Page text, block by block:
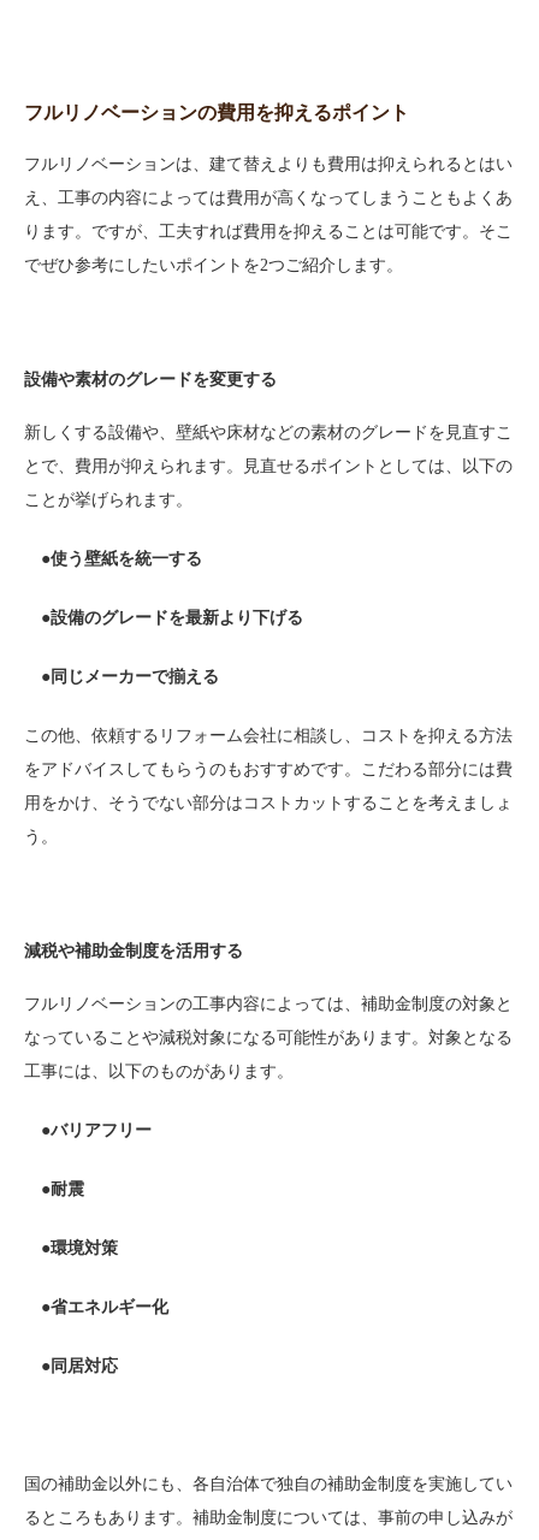
フルリノベーションの費用を抑えるポイント
フルリノベーションは、建て替えよりも費用は抑えられるとはい
え、工事の内容によっては費用が高くなってしまうこともよくあ
ります。ですが、工夫すれば費用を抑えることは可能です。そこ
でぜひ参考にしたいポイントを2つご紹介します。
設備や素材のグレードを変更する
新しくする設備や、壁紙や床材などの素材のグレードを見直すこ
とで、費用が抑えられます。見直せるポイントとしては、以下の
ことが挙げられます。
●使う壁紙を統一する
●設備のグレードを最新より下げる
●同じメーカーで揃える
この他、依頼するリフォーム会社に相談し、コストを抑える方法
をアドバイスしてもらうのもおすすめです。こだわる部分には費
用をかけ、そうでない部分はコストカットすることを考えましょ
う。
減税や補助金制度を活用する
フルリノベーションの工事内容によっては、補助金制度の対象と
なっていることや減税対象になる可能性があります。対象となる
工事には、以下のものがあります。
●バリアフリー
●耐震
●環境対策
●省エネルギー化
●同居対応
国の補助金以外にも、各自治体で独自の補助金制度を実施してい
るところもあります。補助金制度については、事前の申し込みが